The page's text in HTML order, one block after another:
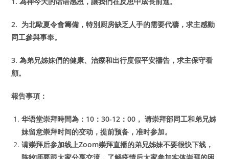
2. 为北歐夏令會籌備，特別厨房缺乏人手的需要代禱，求主感動
同工參與事奉。
3.為弟兄姊妹們的健康、治療和出行度假平安禱告，求主保守看
顧。
報告事項：
华语堂崇拜時間為：10：30-12：00， 请崇拜部同工和弟兄姊
妹留意崇拜时间的变动，提前预备，准时参加。
请崇拜后参加线上Zoom崇拜直播的弟兄姊妹不要很快下线，